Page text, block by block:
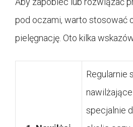
pod oczami, warto stosować
pielęgnację. Oto kilka
Regularnie
specjalnie